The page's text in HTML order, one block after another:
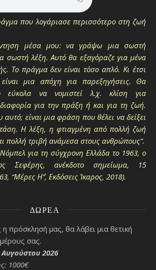
που λογάριασε περισσότερο στη ζωή
μέσα μου: να γράψω μια σωστή
σωστή λέξη. Αυτό θα εξαγόραζε για μένα
Το πράγμα δεν είναι τόσο απλό. Κι έτσι
μια απόχη για παρεξηγήσεις. Θα
εύκολα να νομιστεί λ.χ. κλίση για
για την πράξη ή και για τη ζωή.
αυτό; είναι μια φράση που θέλει να δείξει
Η λέξη, η φτιαγμένη από πολλή ζωή
πολλή τριβή ανάμεσα στους ανθρώπους”.
για τη σύγχρονη Ελλάδα το 1963, ο
Σεφέρης, ανέκδοτο σημείωμα, 15
“Μέρες Η΄”, Εκδόσεις Ίκαρος, 2018).
ΔΩΡΕΆ
πρόσκλησή μας, θα λάβει μια θετική
σας.
2026
1000€